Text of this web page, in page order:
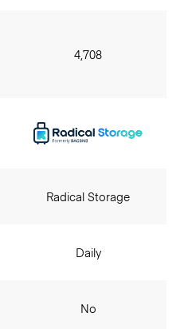
4,708
Radical Storage
Daily
No